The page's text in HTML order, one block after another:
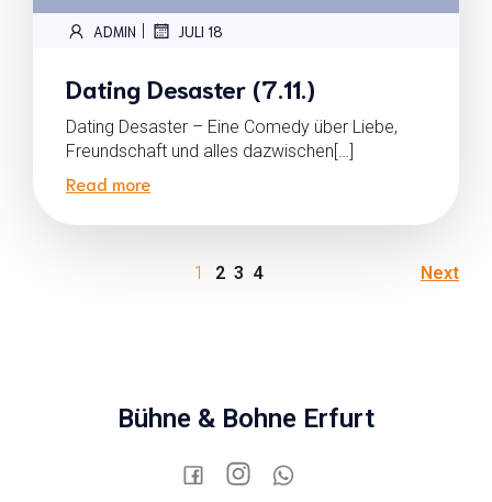
ADMIN | JULI 18
Dating Desaster (7.11.)
Dating Desaster – Eine Comedy über Liebe,
Freundschaft und alles dazwischen[…]
Read more
1 2 3 4 Next
Bühne & Bohne Erfurt